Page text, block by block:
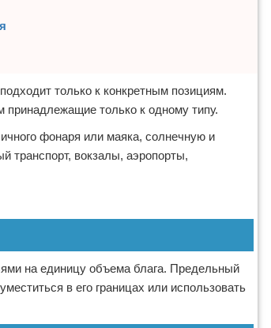
только к конкретным позициям.
только к одному типу.
фонаря или маяка, солнечную и
транспорт, вокзалы, аэропорты,
на единицу объема блага. Предельный
в его границах или использовать